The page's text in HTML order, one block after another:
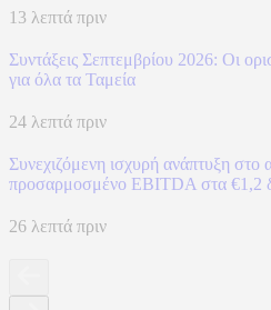
13 λεπτά πριν
Συντάξεις Σεπτεμβρίου 2026: Οι
για όλα τα Ταμεία
24 λεπτά πριν
Συνεχιζόμενη ισχυρή ανάπτυξη στο
προσαρμοσμένο EBITDA στα €1,2
26 λεπτά πριν